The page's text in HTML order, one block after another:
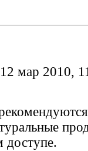
мар 2010,
доступе.